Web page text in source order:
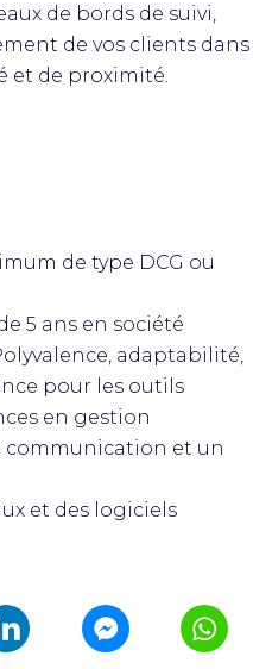
de bords de suivi,
de vos clients dans
et de proximité.
de type DCG ou
5 ans en société
adaptabilité,
pour les outils
en gestion
communication et un
et des logiciels